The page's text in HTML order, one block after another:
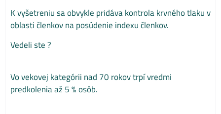
K vyšetreniu sa obvykle pridáva kontrola krvného tlaku v
oblasti členkov na posúdenie indexu členkov.
Vedeli ste ?
Vo vekovej kategórii nad 70 rokov trpí vredmi
predkolenia až 5 % osôb.